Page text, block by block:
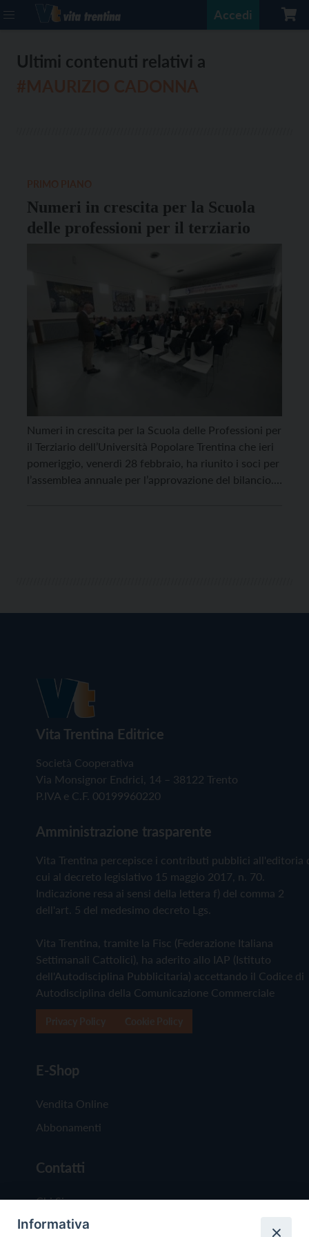
Accedi
Ultimi contenuti relativi a
Numeri in crescita per la Scuola
delle professioni per il terziario
Numeri in crescita per la Scuola delle Professioni per
il Terziario dell’Università Popolare Trentina che ieri
pomeriggio, venerdì 28 febbraio, ha riunito i soci per
l’assemblea annuale per l’approvazione del bilancio.
Vita Trentina Editrice
Società Cooperativa
Via Monsignor Endrici, 14 – 38122 Trento
P.IVA e C.F. 00199960220
Amministrazione trasparente
Vita Trentina percepisce i contributi pubblici all'editoria
cui al decreto legislativo 15 maggio 2017, n. 70.
Indicazione resa ai sensi della lettera f) del comma 2
dell'art. 5 del medesimo decreto Lgs.
Vita Trentina, tramite la Fisc (Federazione Italiana
Settimanali Cattolici), ha aderito allo IAP (Istituto
dell'Autodisciplina Pubblicitaria) accettando il Codice di
Autodisciplina della Comunicazione Commerciale
E-Shop
Vendita Online
Abbonamenti
Contatti
Chi Siamo
Redazione
Informativa